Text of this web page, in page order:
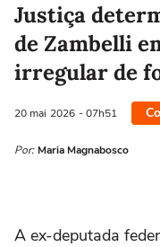
Justiça
de Zambelli
irregular de
20 mai 2026 - 07h51
Por: Maria Magnabosco
A ex-deputada